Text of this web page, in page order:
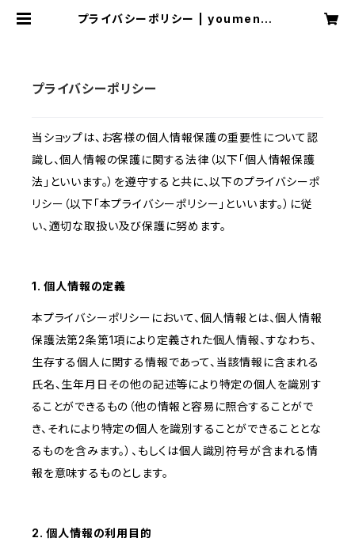
プライバシーポリシー | youmenos
プライバシーポリシー
当ショップは、お客様の個人情報保護の重要性について認
識し、個人情報の保護に関する法律（以下「個人情報保護
法」といいます。）を遵守すると共に、以下のプライバシーポ
リシー（以下「本プライバシーポリシー」といいます。）に従
い、適切な取扱い及び保護に努めます。
1. 個人情報の定義
本プライバシーポリシーにおいて、個人情報とは、個人情報
保護法第2条第1項により定義された個人情報、すなわち、
生存する個人に関する情報であって、当該情報に含まれる
氏名、生年月日その他の記述等により特定の個人を識別す
ることができるもの（他の情報と容易に照合することがで
き、それにより特定の個人を識別することができることとな
るものを含みます。）、もしくは個人識別符号が含まれる情
報を意味するものとします。
2. 個人情報の利用目的